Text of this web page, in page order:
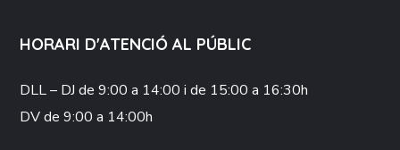
HORARI D'ATENCIÓ AL PÚBLIC
DLL – DJde 9:00 a 14:00 i de 15:00 a 16:30h
DVde 9:00 a 14:00h